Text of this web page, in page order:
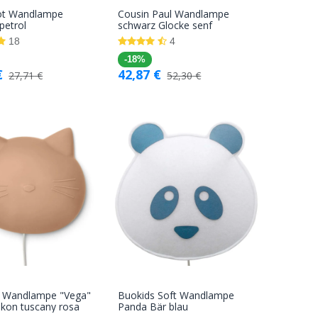
In den
Warenkorb
Wandlampe
18
27,71€
In den
Warenkorb
Cousin Paul Wandlampe
schwarz Glocke senf
4
-18%
42,87 € 52,30€
In den
"Vega"
tuscany rosa
In den
Buokids Soft Wandlampe
Panda Bär blau